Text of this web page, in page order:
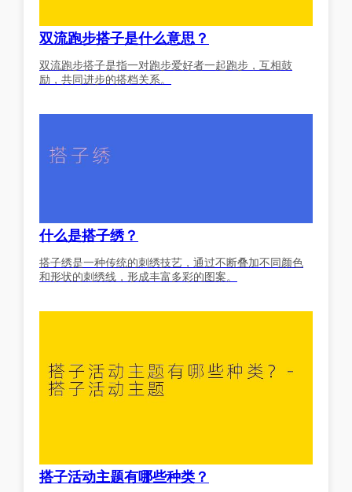
双流跑步搭子是什么意思？
双流跑步搭子是指一对跑步爱好者一起跑步，互相鼓
励，共同进步的搭档关系。
什么是搭子绣？
搭子绣是一种传统的刺绣技艺，通过不断叠加不同颜色
和形状的刺绣线，形成丰富多彩的图案。
搭子活动主题有哪些种类？